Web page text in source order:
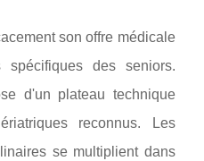
son offre médicale
spécifiques des seniors.
d'un plateau technique
reconnus. Les
se multiplient dans